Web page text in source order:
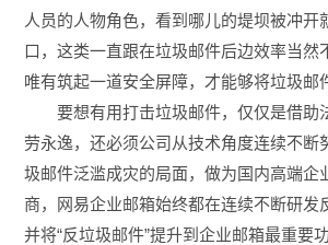
人员的人物角色，看到哪儿的堤坝被冲开
口，这类一直跟在垃圾邮件后边效率当然
唯有筑起一道安全屏障，才能够将垃圾邮
要想有用打击垃圾邮件，仅仅是借助
劳永逸，还必须公司从技术角度连续不断
圾邮件泛滥成灾的局面，做为国内高端企
商，网易企业邮箱始终都在连续不断研发
并将“反垃圾邮件”提升到企业邮箱最重要